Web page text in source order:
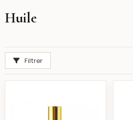
Huile
Filtrer
Huile sublime gold